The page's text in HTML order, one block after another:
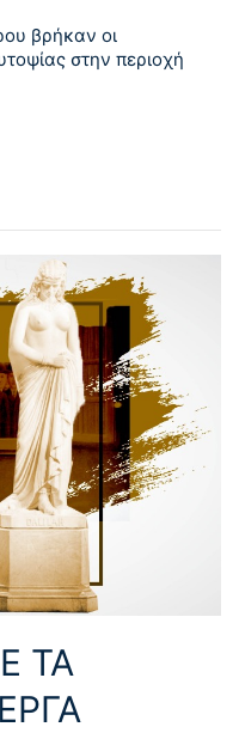
βρήκαν οι
στην περιοχή
ΤΑ